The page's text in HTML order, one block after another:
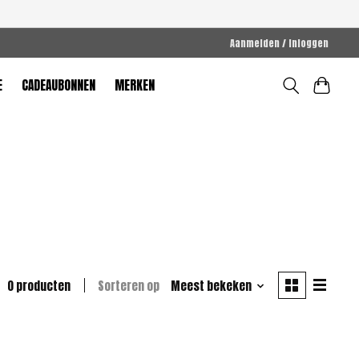
Aanmelden / Inloggen
CADEAUBONNEN MERKEN
0 producten Sorteren op Meest bekeken